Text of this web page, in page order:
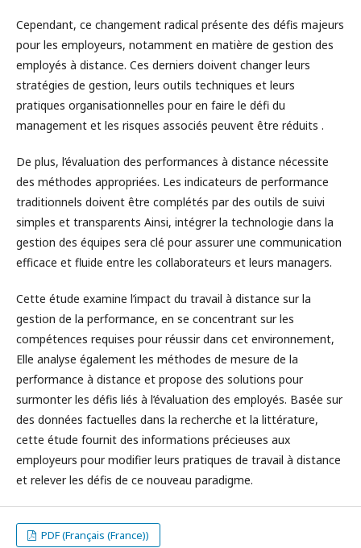
Cependant, ce changement radical présente des défis majeurs
pour les employeurs, notamment en matière de gestion des
employés à distance. Ces derniers doivent changer leurs
stratégies de gestion, leurs outils techniques et leurs
pratiques organisationnelles pour en faire le défi du
management et les risques associés peuvent être réduits .
De plus, l’évaluation des performances à distance nécessite
des méthodes appropriées. Les indicateurs de performance
traditionnels doivent être complétés par des outils de suivi
simples et transparents Ainsi, intégrer la technologie dans la
gestion des équipes sera clé pour assurer une communication
efficace et fluide entre les collaborateurs et leurs managers.
Cette étude examine l’impact du travail à distance sur la
gestion de la performance, en se concentrant sur les
compétences requises pour réussir dans cet environnement,
Elle analyse également les méthodes de mesure de la
performance à distance et propose des solutions pour
surmonter les défis liés à l’évaluation des employés. Basée sur
des données factuelles dans la recherche et la littérature,
cette étude fournit des informations précieuses aux
employeurs pour modifier leurs pratiques de travail à distance
et relever les défis de ce nouveau paradigme.
PDF (Français (France))